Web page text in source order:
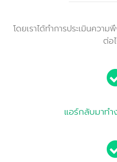
โดยเราได้ทำการประเมินคว
ต่อ
แอร์กลับมาท